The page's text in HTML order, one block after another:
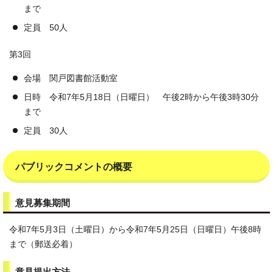
まで
定員 50人
第3回
会場 関戸図書館活動室
日時 令和7年5月18日（日曜日） 午後2時から午後3時30分
まで
定員 30人
パブリックコメントの概要
意見募集期間
令和7年5月3日（土曜日）から令和7年5月25日（日曜日）午後8時
まで（郵送必着）